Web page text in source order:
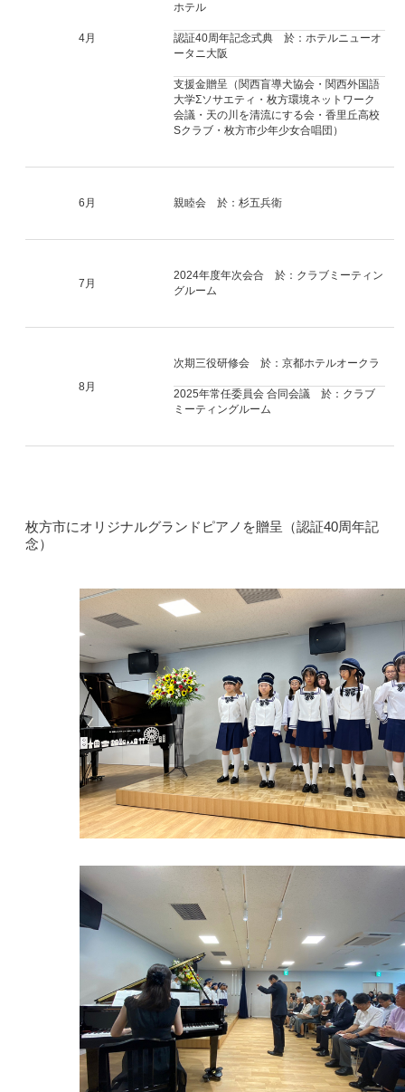
4月
ホテル
認証40周年記念式典 於：ホテルニューオ
ータニ大阪
支援金贈呈（関西盲導犬協会・関西外国語
大学Σソサエティ・枚方環境ネットワーク
会議・天の川を清流にする会・香里丘高校
Sクラブ・枚方市少年少女合唱団）
6月 親睦会 於：杉五兵衛
7月
2024年度年次会合 於：クラブミーティン
グルーム
8月
次期三役研修会 於：京都ホテルオークラ
2025年常任委員会 合同会議 於：クラブ
ミーティングルーム
枚方市にオリジナルグランドピアノを贈呈（認証40周年記
念）